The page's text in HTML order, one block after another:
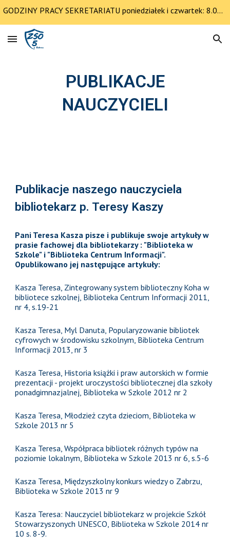
GODZINY PRACY SEKRETARIATU poniedziałek i czwartek: 8.00-12.30 pozostałe dni 8.00-14.00
PUBLIKACJE
NAUCZYCIELI
Publikacje naszego nauczyciela
bibliotekarz p. Teresy Kaszy
Pani Teresa Kasza pisze i publikuje swoje artykuły w
prasie fachowej dla bibliotekarzy : "Biblioteka w
Szkole" i "Biblioteka Centrum Informacji".
Opublikowano jej następujące artykuły:
Kasza Teresa, Zintegrowany system biblioteczny Koha w
bibliotece szkolnej, Biblioteka Centrum Informacji 2011,
nr 4, s.19-21
Kasza Teresa, Myl Danuta, Popularyzowanie bibliotek
cyfrowych w środowisku szkolnym, Biblioteka Centrum
Informacji 2013, nr 3
Kasza Teresa, Historia książki i praw autorskich w formie
prezentacji - projekt uroczystości bibliotecznej dla szkoły
ponadgimnazjalnej, Biblioteka w Szkole 2012 nr 2
Kasza Teresa, Młodzież czyta dzieciom, Biblioteka w
Szkole 2013 nr 5
Kasza Teresa, Współpraca bibliotek różnych typów na
poziomie lokalnym, Biblioteka w Szkole 2013 nr 6, s.5-6
Kasza Teresa, Międzyszkolny konkurs wiedzy o Zabrzu,
Biblioteka w Szkole 2013 nr 9
Kasza Teresa: Nauczyciel bibliotekarz w projekcie Szkół
Stowarzyszonych UNESCO, Biblioteka w Szkole 2014 nr
10 s. 8-9.